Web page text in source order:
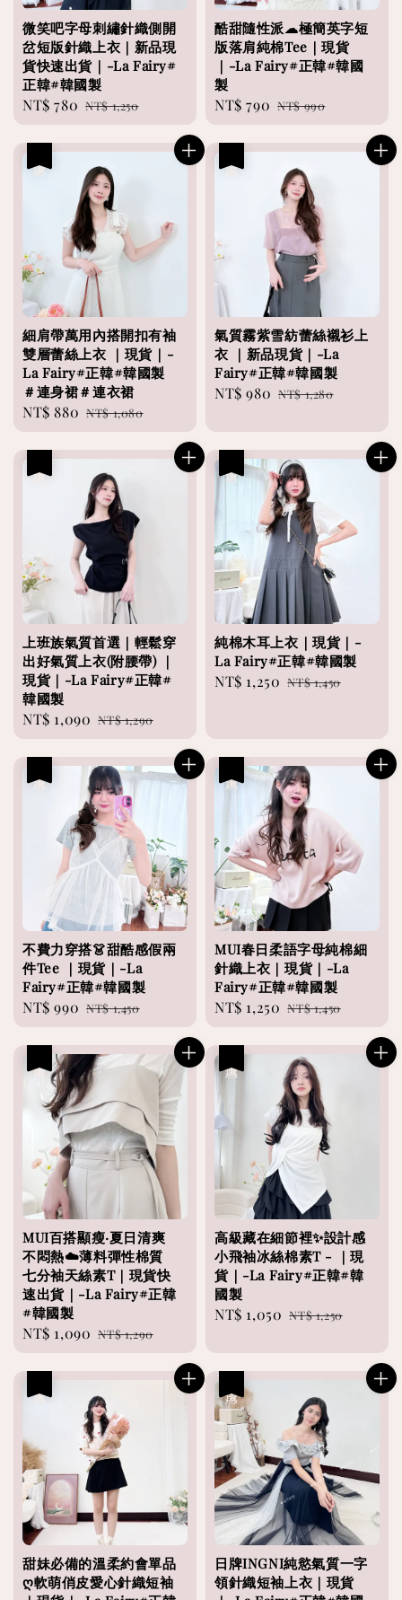
微笑吧字母刺繡針織側開
岔短版針織上衣｜新品現
貨快速出貨｜-La Fairy#
正韓#韓國製
Sale
NT$ 780 Regular
NT$ 1,250
酷甜隨性派☁極簡英字短
版落肩純棉Tee｜現貨
｜-La Fairy#正韓#韓國
製
Sale
NT$ 790 Regular
NT$ 990
細肩帶萬用內搭開扣有袖
雙層蕾絲上衣 ｜現貨｜-
La Fairy#正韓#韓國製
＃連身裙＃連衣裙
Sale
NT$ 880 Regular
NT$ 1,080
氣質霧紫雪紡蕾絲襯衫上
衣 ｜新品現貨｜-La
Fairy#正韓#韓國製
Sale
NT$ 980 Regular
NT$ 1,280
上班族氣質首選｜輕鬆穿
出好氣質上衣(附腰帶) ｜
現貨｜-La Fairy#正韓#
韓國製
Sale
NT$ 1,090 Regular
NT$ 1,290
純棉木耳上衣｜現貨｜-
La Fairy#正韓#韓國製
Sale
NT$ 1,250 Regular
NT$ 1,450
不費力穿搭👗甜酷感假兩
件Tee ｜現貨｜-La
Fairy#正韓#韓國製
Sale
NT$ 990 Regular
NT$ 1,450
MUI春日柔語字母純棉細
針織上衣｜現貨｜-La
Fairy#正韓#韓國製
Sale
NT$ 1,250 Regular
NT$ 1,450
MUI百搭顯瘦·夏日清爽
不悶熱☁️薄料彈性棉質
七分袖天絲素T｜現貨快
速出貨｜-La Fairy#正韓
#韓國製
Sale
NT$ 1,090 Regular
NT$ 1,290
高級藏在細節裡✨設計感
小飛袖冰絲棉素T - ｜現
貨｜-La Fairy#正韓#韓
國製
Sale
NT$ 1,050 Regular
NT$ 1,250
甜妹必備的溫柔約會單品
ღ軟萌俏皮愛心針織短袖
日牌INGNI純慾氣質一字
領針織短袖上衣｜現貨